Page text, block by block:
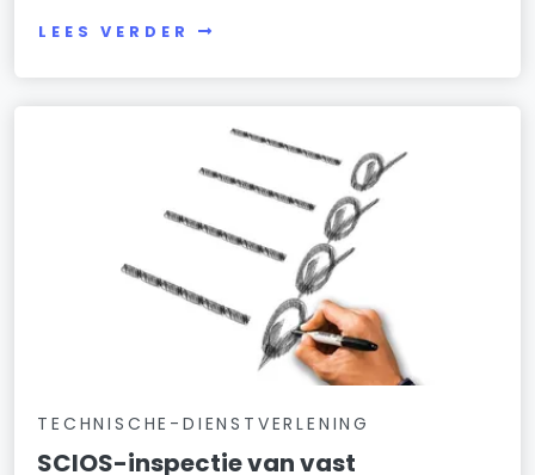
LEES VERDER
TECHNISCHE-DIENSTVERLENING
SCIOS-inspectie van vast